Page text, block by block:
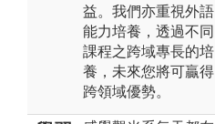
益。我們亦重視外語
能力培養，透過不同
課程之跨域專長的培
養，未來您將可贏得
跨領域優勢。